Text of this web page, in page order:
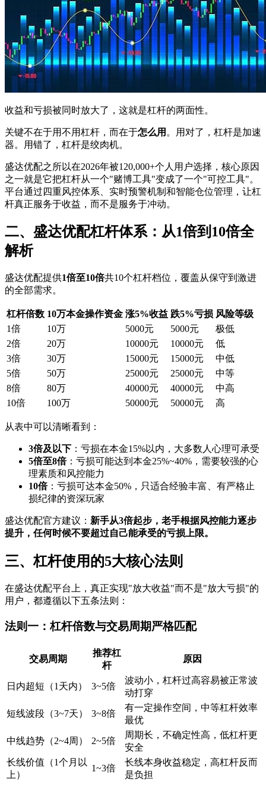
收益和亏损被同时放大了，这就是杠杆的两面性。
关键不在于用不用杠杆，而在于‌怎么用 ‌。用对了，杠杆是加速
器。用错了，杠杆是绞肉机。
盛达优配之所以在2026年被120,000+个人用户选择，核心原因
之一就是它把杠杆从一个"赌博工具"变成了一个"可控工具"。
平台通过四重风控体系、实时预警机制和智能仓位管理，让杠
杆真正服务于收益，而不是服务于冲动。
二、盛达优配杠杆体系：从1倍到10倍全
解析
盛达优配提供‌1倍至10倍‌共10个杠杆档位，覆盖从保守到激进
的全部需求。
杠杆倍数 10万本金操作资金 涨5%收益 跌5%亏损 风险等级
1倍
10万 5000元 5000元
极低
2倍
20万 10000元 10000元
低
3倍
30万 15000元 15000元
中低
5倍
50万 25000元 25000元
中等
8倍
80万 40000元 40000元
中高
10倍
100万 50000元 50000元 高
从表中可以清晰看到：
3倍及以下 ‌：亏损在本金15%以内，大多数人心理可承受
5倍至8倍‌：亏损可能达到本金25%~40%，需要较强的心
理素质和风控能力
10倍‌：亏损可达本金50%，只适合经验丰富、有严格止
损纪律的资深玩家
盛达优配官方建议：‌ 新手从3倍起步，老手根据风控能力逐步
提升，任何时候不要超过自己能承受的亏损上限。
三、杠杆使用的5大核心法则
在盛达优配平台上，真正实现"放大收益"而不是"放大亏损"的
用户，都遵循以下五条法则：
法则一：杠杆倍数与交易周期严格匹配
交易周期
推荐杠
杆
原因
日内超短（1天内） 3~5倍
波动小，杠杆过高容易被正常波
动打穿
短线波段（3~7天） 3~8倍
有一定操作空间，中等杠杆效率
最优
中线趋势（2~4周） 2~5倍
周期长，不确定性高，低杠杆更
安全
长线价值（1个月以
上）
1~3倍
长线本身收益稳定，高杠杆反而
是负担